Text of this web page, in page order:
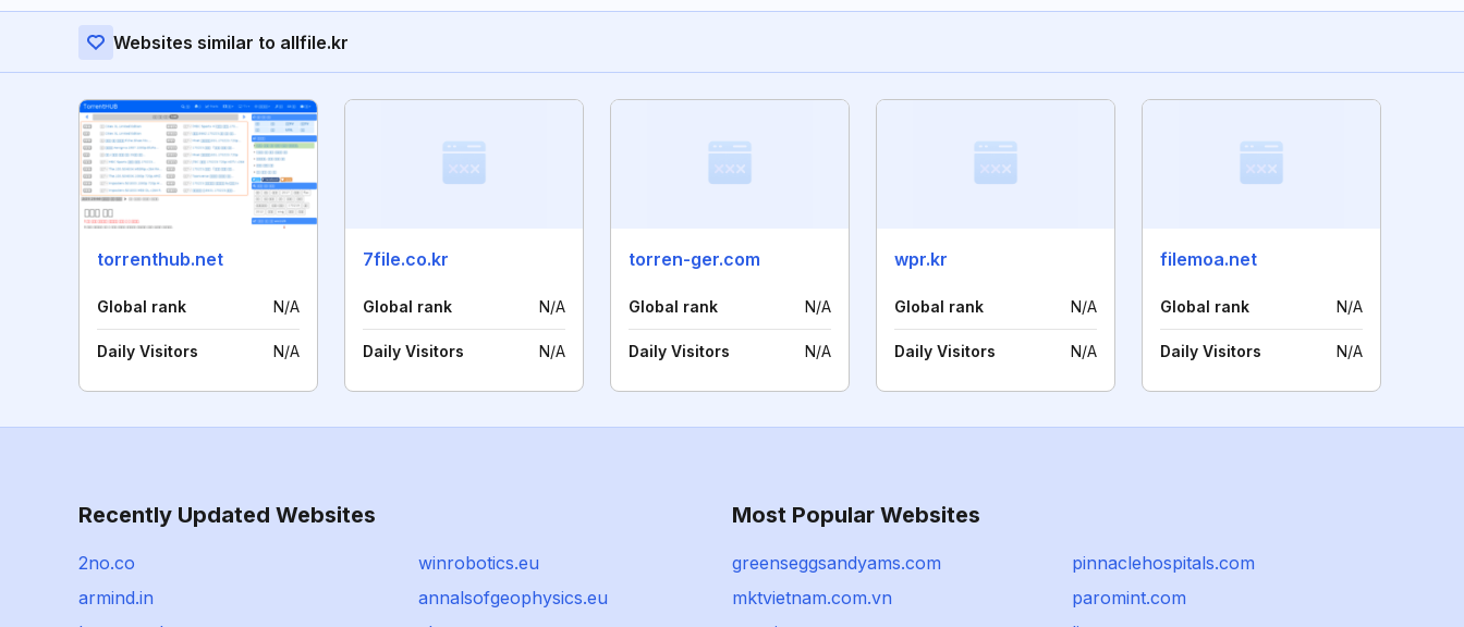
Websites similar to allfile.kr
torrenthub.net
Global rank N/A
Daily Visitors N/A
7file.co.kr
Global rank N/A
Daily Visitors N/A
torren-ger.com
Global rank N/A
Daily Visitors N/A
wpr.kr
Global rank N/A
Daily Visitors N/A
filemoa.net
Global rank N/A
Daily Visitors N/A
Recently Updated Websites
2no.co
winrobotics.eu
armind.in
annalsofgeophysics.eu
Most Popular Websites
greenseggsandyams.com
pinnaclehospitals.com
mktvietnam.com.vn
paromint.com